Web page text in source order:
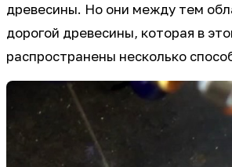
древесины. Но они между тем
дорогой древесины, которая в
распространены несколько